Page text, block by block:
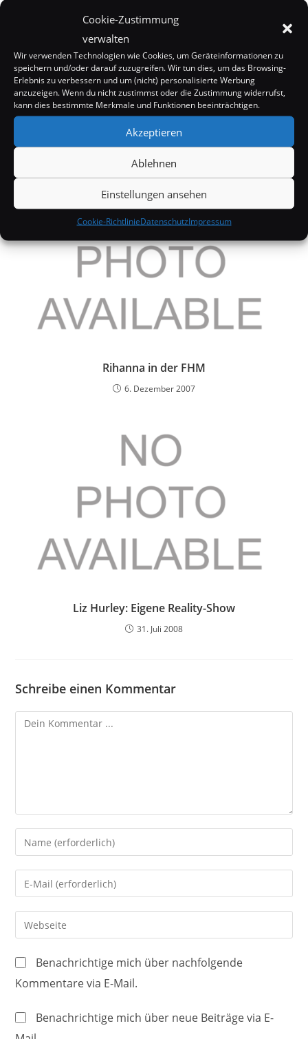
Cookie-Zustimmung
verwalten
Wir verwenden Technologien wie Cookies, um Geräteinformationen zu
speichern und/oder darauf zuzugreifen. Wir tun dies, um das Browsing-
Erlebnis zu verbessern und um (nicht) personalisierte Werbung
anzuzeigen. Wenn du nicht zustimmst oder die Zustimmung widerrufst,
kann dies bestimmte Merkmale und Funktionen beeinträchtigen.
Akzeptieren
Ablehnen
Einstellungen ansehen
Cookie-RichtlinieDatenschutzImpressum
Scarlett Johansson unterstützt Obama
28. Januar 2008
Rihanna in der FHM
6. Dezember 2007
Liz Hurley: Eigene Reality-Show
31. Juli 2008
Schreibe einen Kommentar
Kommentieren
Gib
deinen
Namen
oder
Benutzernamen
zum
ein
Gib
deine
E-
Mail-
zum
Kommentieren
Gib
deine
Website-
URL
ein
Benachrichtige mich über nachfolgende
Kommentare via E-Mail.
Benachrichtige mich über neue Beiträge via E-